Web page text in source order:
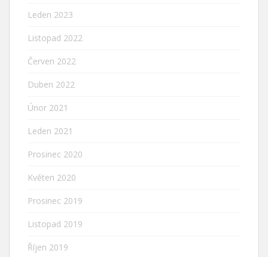
Leden 2023
Listopad 2022
Červen 2022
Duben 2022
Únor 2021
Leden 2021
Prosinec 2020
Květen 2020
Prosinec 2019
Listopad 2019
Říjen 2019